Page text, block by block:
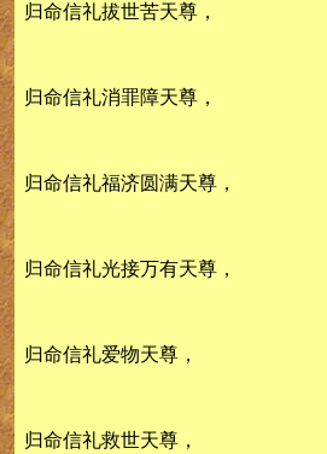
归命信礼拔世苦天尊，
归命信礼消罪障天尊，
归命信礼福济圆满天尊，
归命信礼光接万有天尊，
归命信礼爱物天尊，
归命信礼救世天尊，